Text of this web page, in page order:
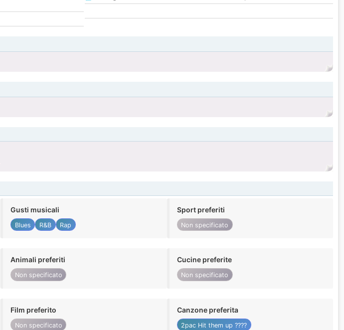
Gusti musicali
Blues R&B Rap
Sport preferiti
Non specificato
Animali preferiti
Non specificato
Cucine preferite
Non specificato
Film preferito
Non specificato
Canzone preferita
2pac Hit them up ????